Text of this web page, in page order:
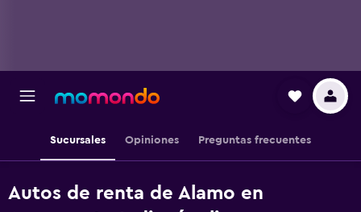
Sucursales Opiniones Preguntas frecuentes
Autos de renta de Alamo en